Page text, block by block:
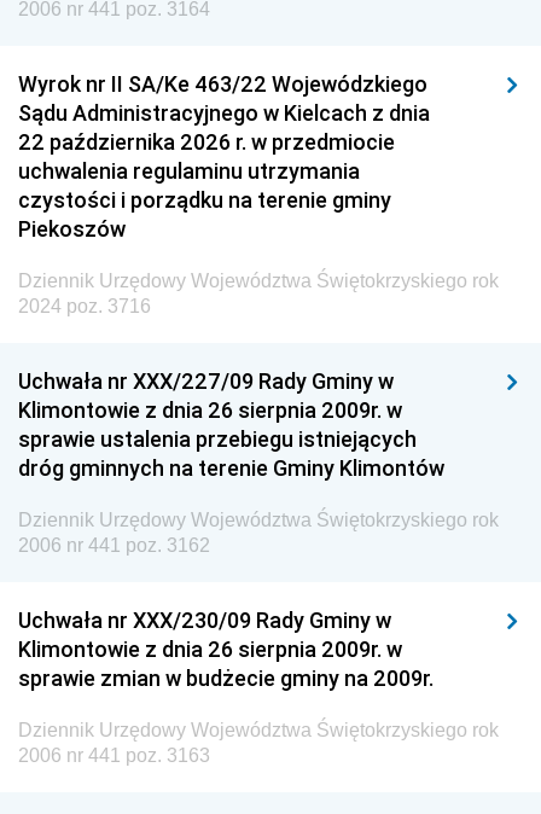
2006 nr 441 poz. 3164
Wyrok nr II SA/Ke 463/22 Wojewódzkiego
Sądu Administracyjnego w Kielcach z dnia
22 października 2026 r. w przedmiocie
uchwalenia regulaminu utrzymania
czystości i porządku na terenie gminy
Piekoszów
Dziennik Urzędowy Województwa Świętokrzyskiego rok
2024 poz. 3716
Uchwała nr XXX/227/09 Rady Gminy w
Klimontowie z dnia 26 sierpnia 2009r. w
sprawie ustalenia przebiegu istniejących
dróg gminnych na terenie Gminy Klimontów
Dziennik Urzędowy Województwa Świętokrzyskiego rok
2006 nr 441 poz. 3162
Uchwała nr XXX/230/09 Rady Gminy w
Klimontowie z dnia 26 sierpnia 2009r. w
sprawie zmian w budżecie gminy na 2009r.
Dziennik Urzędowy Województwa Świętokrzyskiego rok
2006 nr 441 poz. 3163